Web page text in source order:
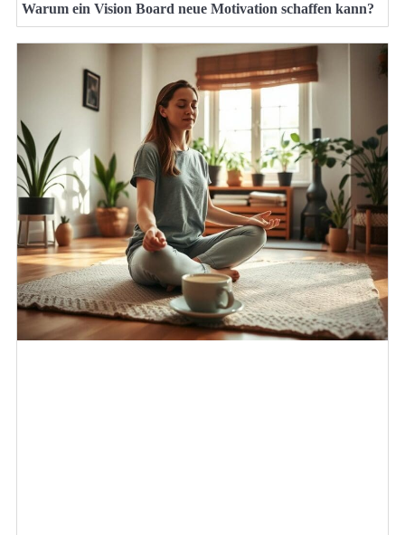
Warum ein Vision Board neue Motivation schaffen kann?